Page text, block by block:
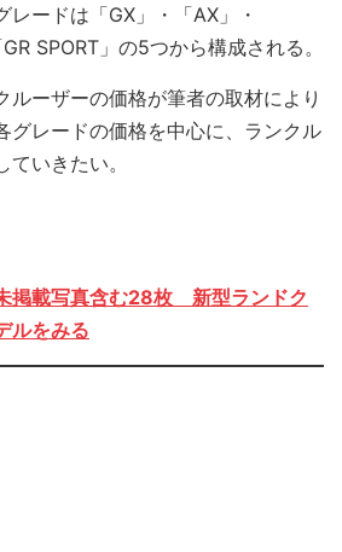
ードは「GX」・「AX」・
SPORT」の5つから構成される。
ーザーの価格が筆者の取材により
グレードの価格を中心に、ランクル
いきたい。
掲載写真含む28枚 新型ランドク
ルをみる